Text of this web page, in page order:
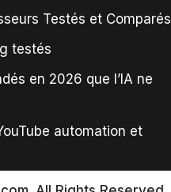
Testés et Comparés
testés
en 2026 que l’IA ne
automation et